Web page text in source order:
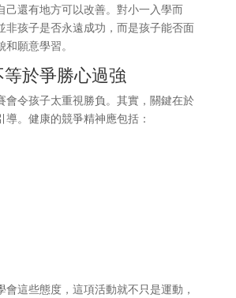
己還有地方可以改善。對小一入學而
非孩子是否永遠成功，而是孩子能否面
願意學習。
於爭勝心過強
會令孩子太重視勝負。其實，關鍵在於
導。健康的競爭精神應包括：
會這些態度，這項活動就不只是運動，